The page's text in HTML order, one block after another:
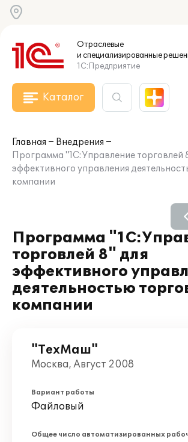
Отраслевые
и специализированные
1С:Предприятие
Каталог
Главная
Внедрения
Программа "1С:Управление торговлей
эффективного управления
компании
Программа
торговлей 8" для
эффективного
деятельностью
компании
"ТехМаш"
Москва, Август 2008
Вариант работы
Файловый
Общее число автоматизированных